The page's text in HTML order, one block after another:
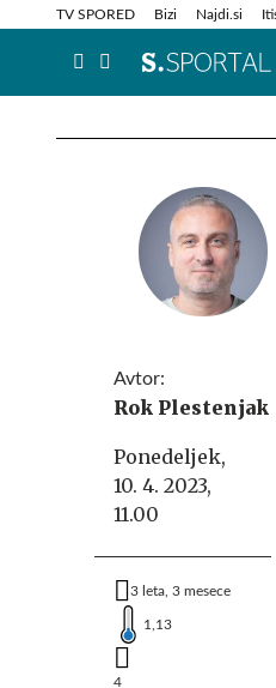
TV SPORED Bizi Najdi.si
Info in obvestila
Avtor:
Rok Plestenjak
Ponedeljek,
10. 4. 2023,
11.00
3 leta, 3 mesece
1,13
4